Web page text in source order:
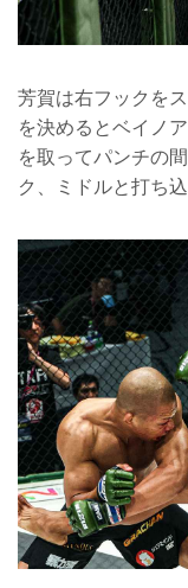
芳賀は右フックを
を決めるとベイノ
を取ってパンチの
ク、ミドルと打ち